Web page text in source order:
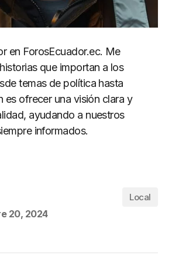
en ForosEcuador.ec. Me
que importan a los
temas de política hasta
es ofrecer una visión clara y
ayudando a nuestros
informados.
20, 2024
Local